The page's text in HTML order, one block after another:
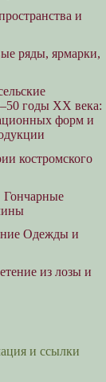
и
ряды, ярмарки,
годы ХХ века:
форм и
костромского
Гончарные
Одежды и
из лозы и
и ссылки